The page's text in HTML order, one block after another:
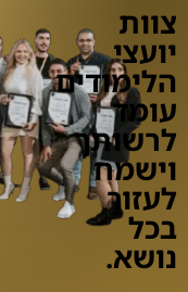
צוות
יועצי
הלימודים
עומד
לרשותך
וישמח
לעזור
בכל
נושא.